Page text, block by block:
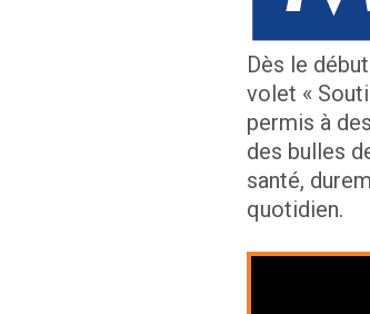
Dès le
volet «
permis à
des bulles
santé,
quotidien.